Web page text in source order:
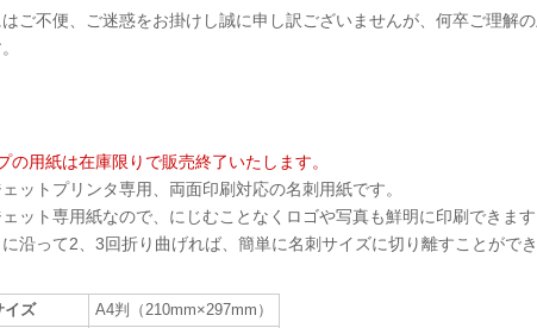
ご不便、ご迷惑をお掛けし誠に申し訳ございませんが、何卒ご理解
の用紙は在庫限りで販売終了いたします。
ットプリンタ専用、両面印刷対応の名刺用紙です。
ット専用紙なので、にじむことなくロゴや写真も鮮明に印刷できます
に沿って2、3回折り曲げれば、簡単に名刺サイズに切り離すことができ
イズ
A4判（210mm×297mm）